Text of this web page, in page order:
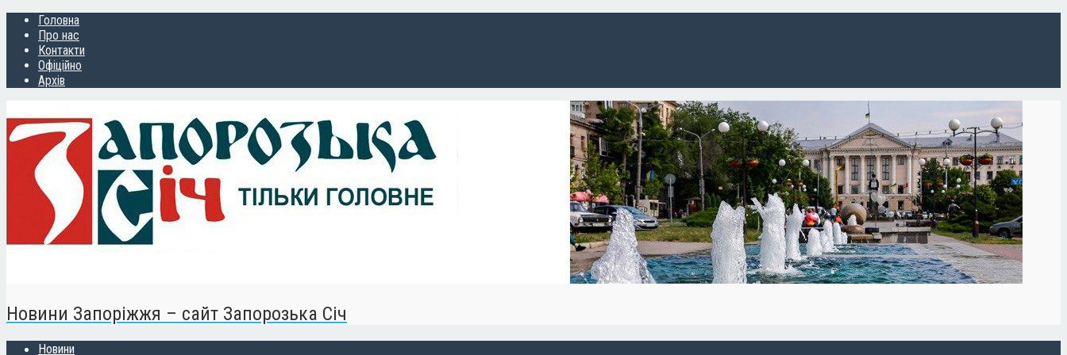
Головна
Про нас
Контакти
Офіційно
Архів
Новини Запоріжжя – сайт Запорозька Січ
Новини